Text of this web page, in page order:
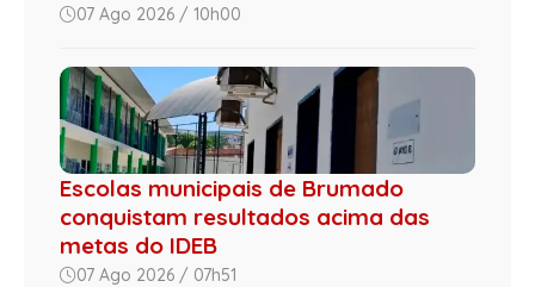
07 Ago 2026 / 10h00
Escolas municipais de Brumado
conquistam resultados acima das
metas do IDEB
07 Ago 2026 / 07h51